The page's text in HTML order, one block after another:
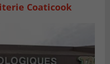
Coaticook